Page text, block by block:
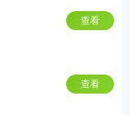
查看
查看